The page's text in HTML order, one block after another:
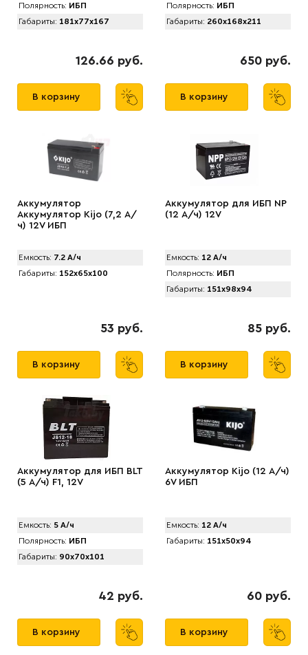
Полярность: ИБП
Габариты: 181x77x167
126.66 руб.
В корзину
Полярность: ИБП
Габариты: 260x168x211
650 руб.
В корзину
Аккумулятор
Аккумулятор Kijo (7,2 А/
ч) 12V ИБП
Емкость: 7.2 А/ч
Габариты: 152x65x100
53 руб.
В корзину
Аккумулятор для ИБП NP
(12 А/ч) 12V
Емкость: 12 А/ч
Полярность: ИБП
Габариты: 151x98x94
85 руб.
В корзину
Аккумулятор для ИБП BLT
(5 А/ч) F1, 12V
Емкость: 5 А/ч
Полярность: ИБП
Габариты: 90x70x101
42 руб.
В корзину
Аккумулятор Kijo (12 А/ч)
6V ИБП
Емкость: 12 А/ч
Габариты: 151x50x94
60 руб.
В корзину